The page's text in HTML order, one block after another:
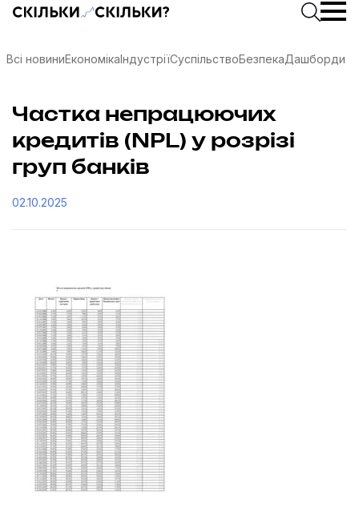
Скільки-скільки? — Медіа про суспільні даніПочати
Всі новиниЕкономікаІндустріїСуспільствоБезпекаДашборди
Частка непрацюючих
кредитів (NPL) у розрізі
груп банків
02.10.2025